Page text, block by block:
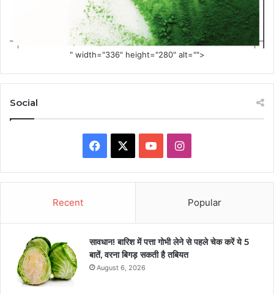
" width="336" height="280" alt="">
Social
Facebook YouTubeInstagram
Recent Popular
सावधान! बारिश में पत्ता गोभी लेने से पहले चेक करें ये 5
बातें, वरना बिगड़ सकती है तबियत
August 6, 2026